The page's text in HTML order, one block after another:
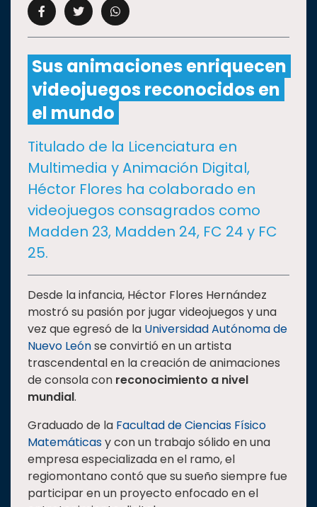
CAMPUS UANL
CULTURA
DEPORTES
I+D+IEXPERTOS
SALUD
SUSTENTABILIDAD
TEMAS
Oferta
educativa
Estudiantes
Investigación
Internacionalización
Responsabilidad
social
Sus animaciones enriquecen
videojuegos reconocidos en
el mundo
Titulado de la Licenciatura en
Multimedia y Animación Digital,
Héctor Flores ha colaborado en
videojuegos consagrados como
Madden 23, Madden 24, FC 24 y FC
25.
Desde la infancia, Héctor Flores Hernández
mostró su pasión por jugar videojuegos y una
vez que egresó de la Universidad Autónoma de
Nuevo Leónse convirtió en un artista
trascendental en la creación de animaciones
de consola con reconocimiento a nivel
mundial.
Graduado de la Facultad de Ciencias Físico
Matemáticasy con un trabajo sólido en una
empresa especializada en el ramo, el
regiomontano contó que su sueño siempre fue
participar en un proyecto enfocado en el